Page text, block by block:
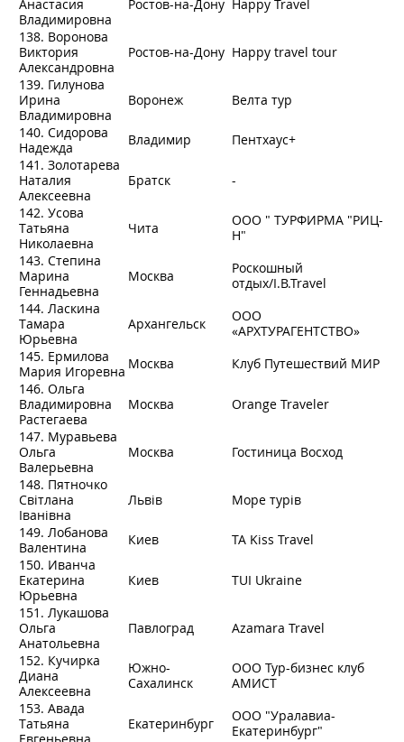
Анастасия
Владимировна
Ростов-на-Дону Happy Travel
138. Воронова
Виктория
Александровна
Ростов-на-Дону Happy travel tour
139. Гилунова
Ирина
Владимировна
Воронеж
Велта тур
140. Сидорова
Надежда
Владимир
Пентхаус+
141. Золотарева
Наталия
Алексеевна
Братск
-
142. Усова
Татьяна
Николаевна
Чита
ООО " ТУРФИРМА "РИЦ-
Н"
143. Степина
Марина
Геннадьевна
Москва
Роскошный
отдых/I.B.Travel
144. Ласкина
Тамара
Юрьевна
Архангельск
ООО
«АРХТУРАГЕНТСТВО»
145. Ермилова
Мария Игоревна Москва
Клуб Путешествий МИР
146. Ольга
Владимировна
Растегаева
Москва
Orange Traveler
147. Муравьева
Ольга
Валерьевна
Москва
Гостиница Восход
148. Пятночко
Світлана
Іванівна
Львів
Море турів
149. Лобанова
Валентина
Киев
ТА Kiss Travel
150. Иванча
Екатерина
Юрьевна
Киев
TUI Ukraine
151. Лукашова
Ольга
Анатольевна
Павлоград
Azamara Travel
152. Кучирка
Диана
Алексеевна
Южно-
Сахалинск
ООО Тур-бизнес клуб
АМИСТ
153. Авада
Татьяна
Екатеринбург
ООО "Уралавиа-
Екатеринбург"